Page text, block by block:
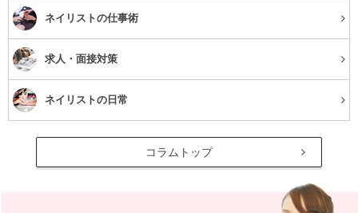
アンチエイジングに効果的な理由
ネイリストの仕事術
求人・面接対策
ネイリストの日常
コラムトップ